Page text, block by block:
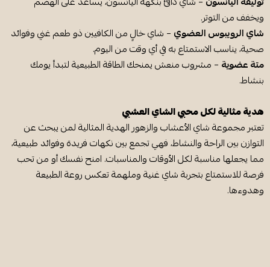
ويخفف من التوتر.
شاي الرويبوس العضوي – شاي خالٍ من الكافيين ذو طعم غني وفوائد
صحية، يناسب الاستمتاع به في أي وقت من اليوم.
متة عضوية – مشروب منعش يمنحك الطاقة الطبيعية لتبدأ يومك
بنشاط.
هدية مثالية لكل محبي الشاي العشبي
تعتبر مجموعة شاي الأعشاب والزهور الهدية المثالية لمن يبحث عن
التوازن بين الراحة والنشاط، فهي تجمع بين نكهات فريدة وفوائد طبيعية،
مما يجعلها مناسبة لكل الأوقات والمناسبات. امنح نفسك أو من تحب
فرصة للاستمتاع بتجربة شاي غنية وملهمة تعكس روعة الطبيعة
وهدوءها.